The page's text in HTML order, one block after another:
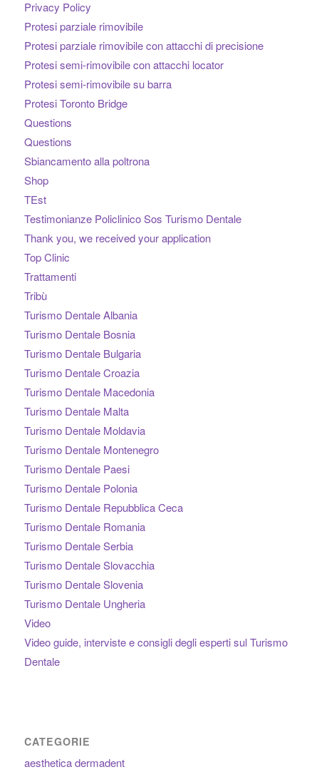
Privacy Policy
Protesi parziale rimovibile
Protesi parziale rimovibile con attacchi di precisione
Protesi semi-rimovibile con attacchi locator
Protesi semi-rimovibile su barra
Protesi Toronto Bridge
Questions
Questions
Sbiancamento alla poltrona
Shop
TEst
Testimonianze Policlinico Sos Turismo Dentale
Thank you, we received your application
Top Clinic
Trattamenti
Tribù
Turismo Dentale Albania
Turismo Dentale Bosnia
Turismo Dentale Bulgaria
Turismo Dentale Croazia
Turismo Dentale Macedonia
Turismo Dentale Malta
Turismo Dentale Moldavia
Turismo Dentale Montenegro
Turismo Dentale Paesi
Turismo Dentale Polonia
Turismo Dentale Repubblica Ceca
Turismo Dentale Romania
Turismo Dentale Serbia
Turismo Dentale Slovacchia
Turismo Dentale Slovenia
Turismo Dentale Ungheria
Video
Video guide, interviste e consigli degli esperti sul Turismo
Dentale
CATEGORIE
aesthetica dermadent